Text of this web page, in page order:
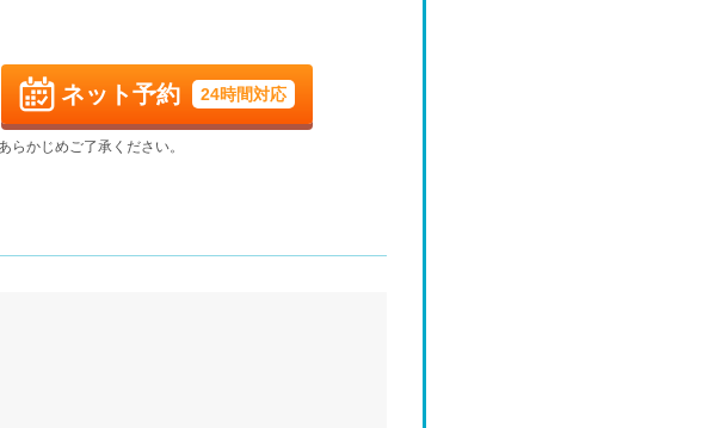
月
9/7
火
9/8
水
9/9
休
24時間対応
ネット予約
かじめご了承ください。